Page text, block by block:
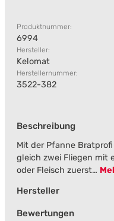
Produktnummer:
6994
Hersteller:
Kelomat
Herstellernummer:
3522-382
Beschreibung
Mit der Pfanne
gleich zwei Fliegen mit
oder Fleisch zuerst…
Hersteller
Bewertungen